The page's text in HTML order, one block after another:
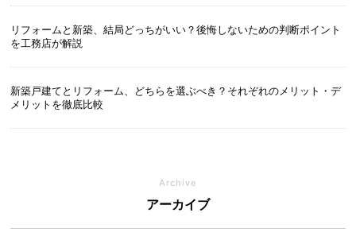
リフォームと新築、結局どっちがいい？後悔しないための判断ポイント
を工務店が解説
新築戸建てとリフォーム、どちらを選ぶべき？それぞれのメリット・デ
メリットを徹底比較
Archive
アーカイブ